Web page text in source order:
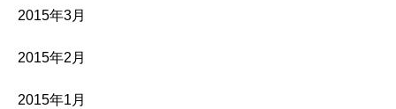
2015年3月
2015年2月
2015年1月